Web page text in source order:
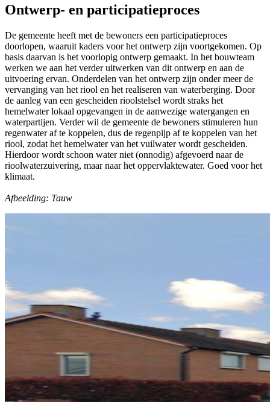
Ontwerp- en participatieproces
De gemeente heeft met de bewoners een participatieproces
doorlopen, waaruit kaders voor het ontwerp zijn voortgekomen. Op
basis daarvan is het voorlopig ontwerp gemaakt. In het bouwteam
werken we aan het verder uitwerken van dit ontwerp en aan de
uitvoering ervan. Onderdelen van het ontwerp zijn onder meer de
vervanging van het riool en het realiseren van waterberging. Door
de aanleg van een gescheiden rioolstelsel wordt straks het
hemelwater lokaal opgevangen in de aanwezige watergangen en
waterpartijen. Verder wil de gemeente de bewoners stimuleren hun
regenwater af te koppelen, dus de regenpijp af te koppelen van het
riool, zodat het hemelwater van het vuilwater wordt gescheiden.
Hierdoor wordt schoon water niet (onnodig) afgevoerd naar de
rioolwaterzuivering, maar naar het oppervlaktewater. Goed voor het
klimaat.
Afbeelding: Tauw